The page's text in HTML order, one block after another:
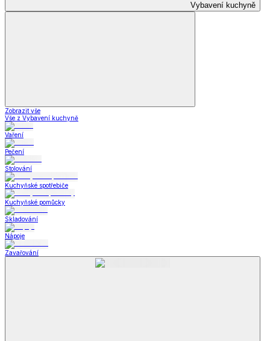
Vybavení kuchyně
Zobrazit vše
Vše z Vybavení kuchyně
Vaření
Pečení
Stolování
Kuchyňské spotřebiče
Kuchyňské pomůcky
Skladování
Nápoje
Zavařování